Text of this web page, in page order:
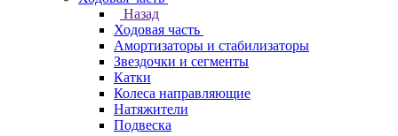
Назад
Ходовая часть
Амортизаторы и стабилизаторы
Звездочки и сегменты
Катки
Колеса направляющие
Натяжители
Подвеска